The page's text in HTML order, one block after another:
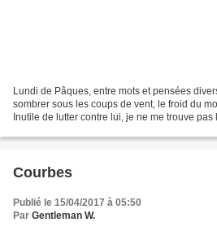
Lundi de Pâques, entre mots et pensées
sombrer sous les coups de vent, le froid du
Inutile de lutter contre lui, je ne me trouve
Courbes
Publié le 15/04/2017 à 05:50
Par Gentleman W.